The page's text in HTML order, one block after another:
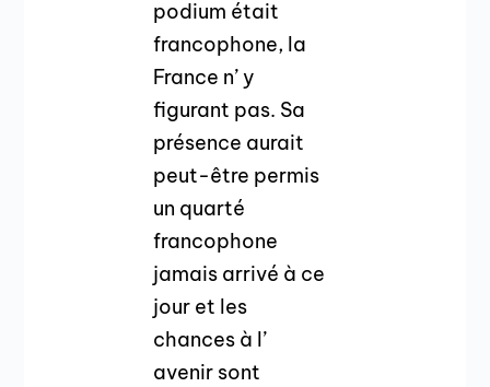
podium était
francophone, la
France n’ y
figurant pas. Sa
présence aurait
peut-être permis
un quarté
francophone
jamais arrivé à ce
jour et les
chances à l’
avenir sont